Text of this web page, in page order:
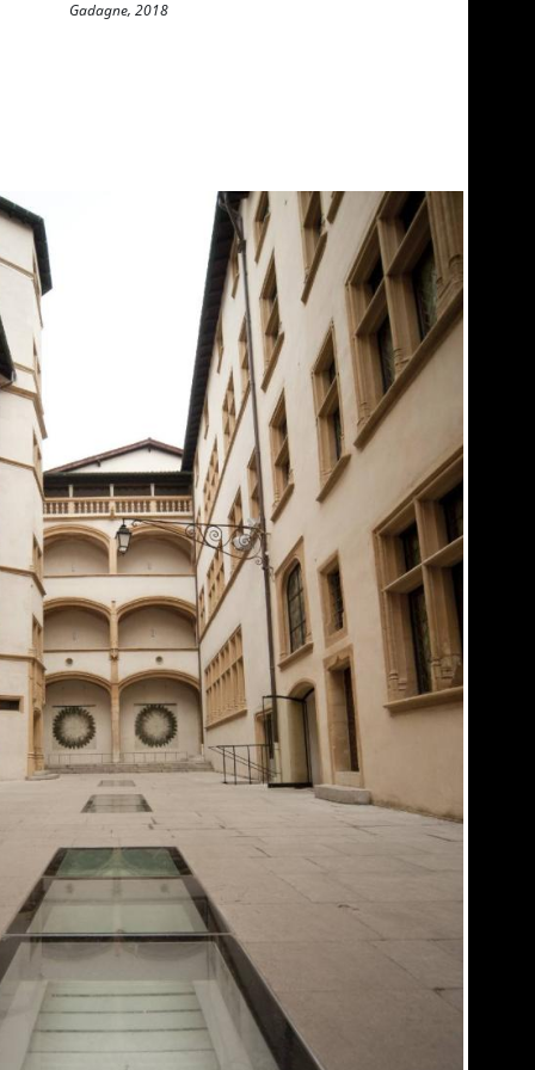
Gadagne, 2018